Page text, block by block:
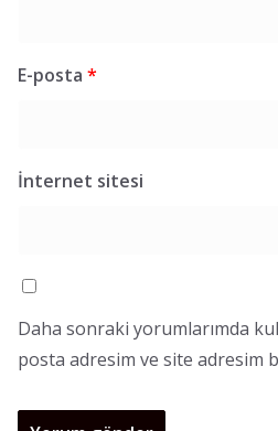
E-posta *
İnternet sitesi
Daha sonraki yorumlarımda
posta adresim ve site adresim